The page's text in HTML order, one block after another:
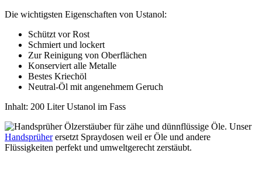
Die wichtigsten Eigenschaften von Ustanol:
Schützt vor Rost
Schmiert und lockert
Zur Reinigung von Oberflächen
Konserviert alle Metalle
Bestes Kriechöl
Neutral-Öl mit angenehmem Geruch
Inhalt: 200 Liter Ustanol im Fass
Ölzerstäuber für zähe und dünnflüssige Öle. Unser
Handsprüherersetzt Spraydosen weil er Öle und andere
Flüssigkeiten perfekt und umweltgerecht zerstäubt.